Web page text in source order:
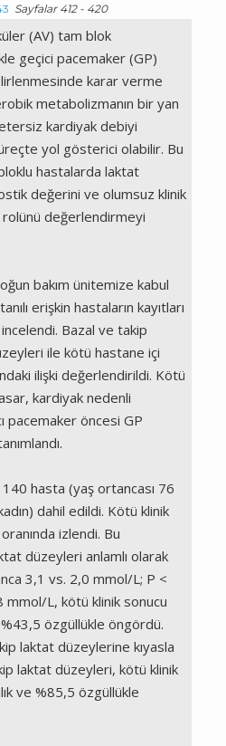
Sayfalar 412 - 420
(AV) tam blok
geçici pacemaker (GP)
karar verme
metabolizmanın bir yan
kardiyak debiyi
yol gösterici olabilir. Bu
hastalarda laktat
değerini ve olumsuz klinik
değerlendirmeyi
bakım ünitemize kabul
erişkin hastaların kayıtları
Bazal ve takip
ile kötü hastane içi
ilişki değerlendirildi. Kötü
kardiyak nedenli
pacemaker öncesi GP
140 hasta (yaş ortancası 76
dahil edildi. Kötü klinik
izlendi. Bu
düzeyleri anlamlı olarak
3,1 vs. 2,0 mmol/L; P <
L, kötü klinik sonucu
%43,5 özgüllükle öngördü.
laktat düzeylerine kıyasla
laktat düzeyleri, kötü klinik
ve %85,5 özgüllükle